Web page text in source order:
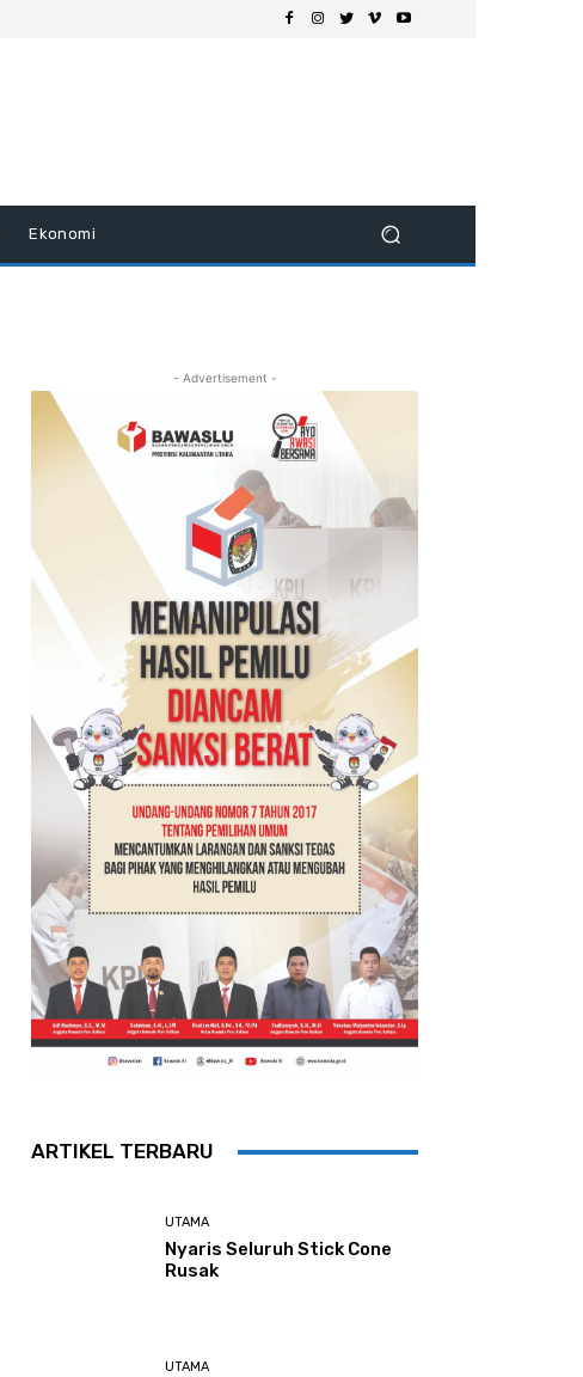
Ekonomi
- Advertisement -
ARTIKEL TERBARU
UTAMA
Nyaris Seluruh Stick Cone
Rusak
UTAMA